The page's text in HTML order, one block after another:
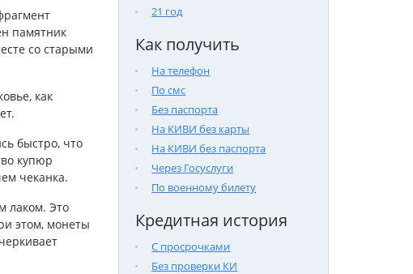
21 год
Как получить
На телефон
По смс
Без паспорта
На КИВИ без карты
На КИВИ без паспорта
Через Госуслуги
По военному билету
Кредитная история
С просрочками
Без проверки КИ
памятник
со старыми
как
быстро, что
купюр
чеканка.
лаком. Это
этом, монеты